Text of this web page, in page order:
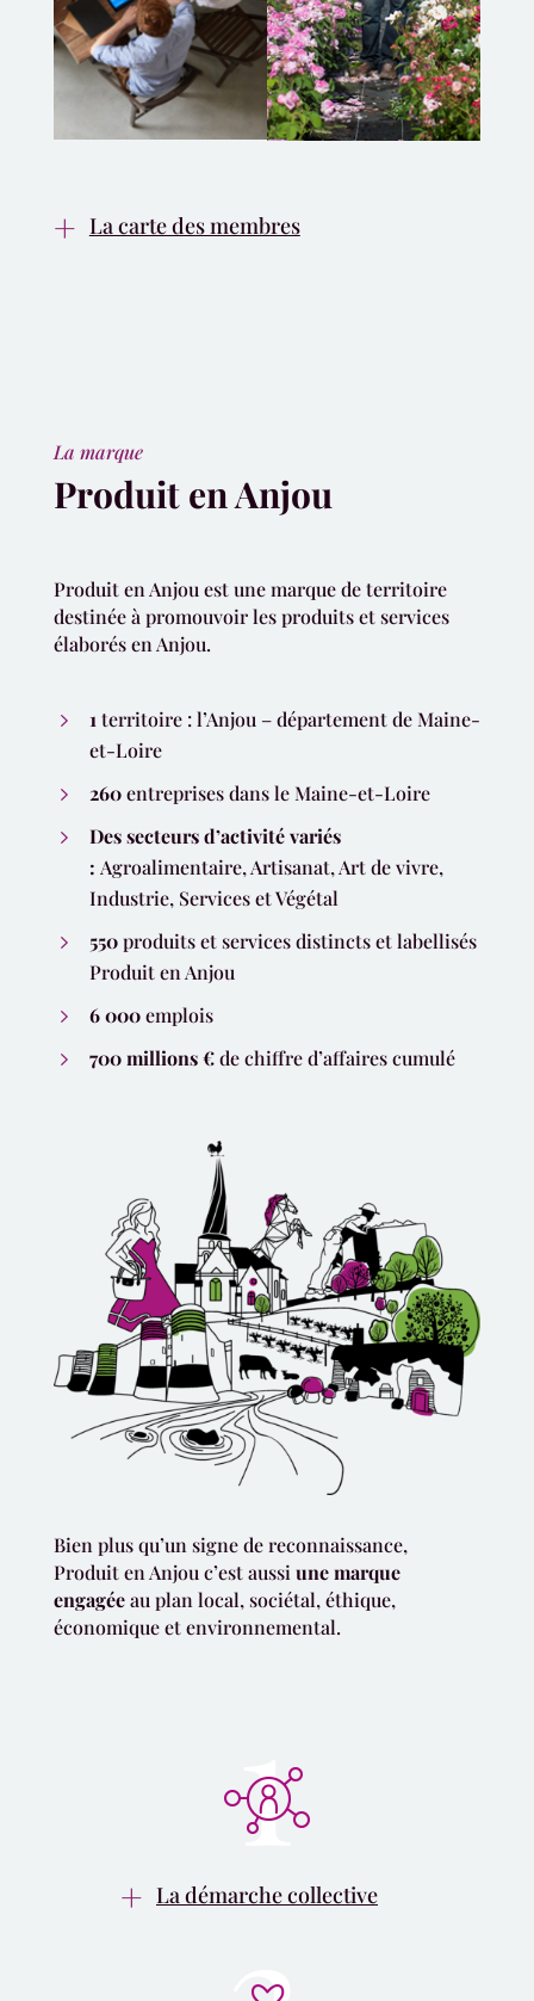
La carte des membres
La marque
Produit en Anjou
Produit en Anjou est une marque de territoire
destinée à promouvoir les produits et services
élaborés en Anjou.
1 territoire : l’Anjou – département de Maine-
et-Loire
260entreprises dans le Maine-et-Loire
Des secteurs d’activité variés
: Agroalimentaire, Artisanat, Art de vivre,
Industrie, Services et Végétal
550produits et services distincts et labellisés
Produit en Anjou
6 000emplois
700 millions €de chiffre d’affaires cumulé
Bien plus qu’un signe de reconnaissance,
Produit en Anjou c’est aussiune marque
engagéeau plan local, sociétal, éthique,
économique et environnemental.
La démarche collective